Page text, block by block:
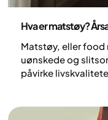
Hva er matstøy?
Matstøy, eller
uønskede og
påvirke
sug som regler,